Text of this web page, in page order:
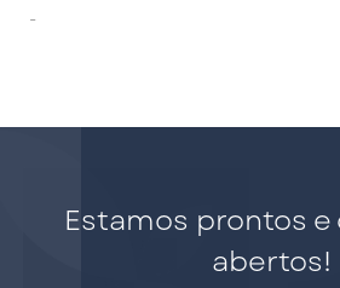
-
Estamos prontos
abertos!